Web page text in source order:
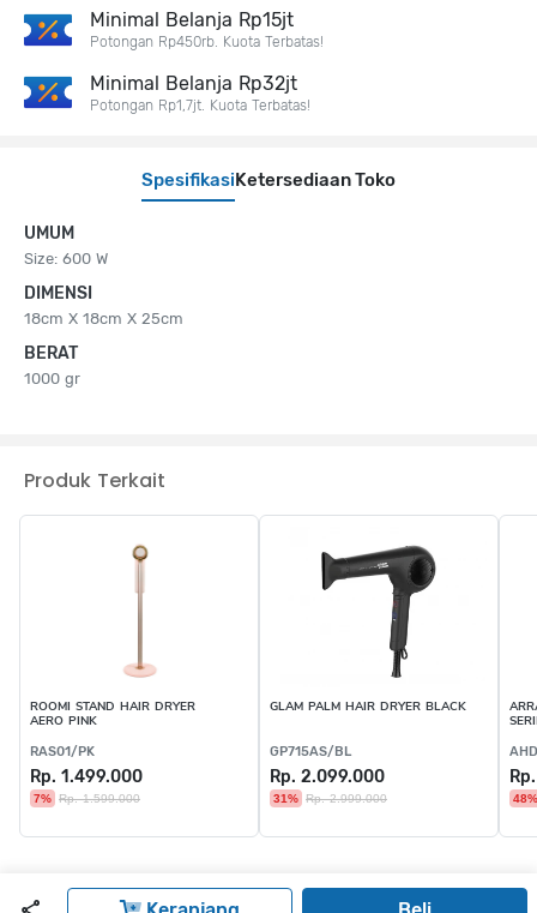
Spesifikasi Ketersediaan Toko
UMUM
Size: 600 W
DIMENSI
18cm X 18cm X 25cm
BERAT
1000 gr
Minimal Belanja Rp15jt
Potongan Rp450rb. Kuota Terbatas!
Minimal Belanja Rp32jt
Potongan Rp1,7jt. Kuota Terbatas!
Produk Terkait
ROOMI STAND HAIR DRYER
AERO PINK
RAS01/PK
Rp. 1.499.000
7% Rp. 1.599.000
GLAM PALM HAIR DRYER BLACK
GP715AS/BL
Rp. 2.099.000
31% Rp. 2.999.000 48%